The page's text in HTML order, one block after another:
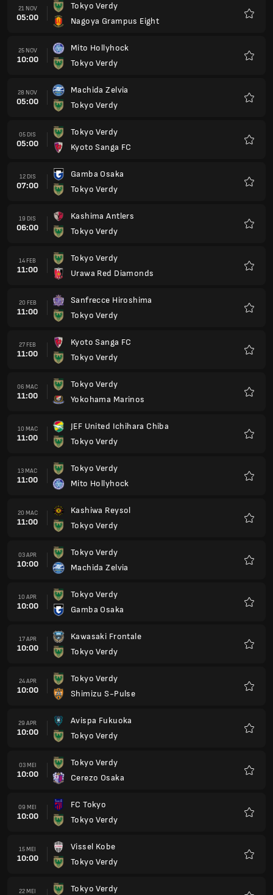
21 NOV
05:00
Tokyo Verdy
Nagoya Grampus Eight
25 NOV
10:00
Mito Hollyhock
Tokyo Verdy
28 NOV
05:00
Machida Zelvia
Tokyo Verdy
05 DIS
05:00
Tokyo Verdy
Kyoto Sanga FC
12 DIS
07:00
Gamba Osaka
Tokyo Verdy
19 DIS
06:00
Kashima Antlers
Tokyo Verdy
14 FEB
11:00
Tokyo Verdy
Urawa Red Diamonds
20 FEB
11:00
Sanfrecce Hiroshima
Tokyo Verdy
27 FEB
11:00
Kyoto Sanga FC
Tokyo Verdy
06 MAC
11:00
Tokyo Verdy
Yokohama Marinos
10 MAC
11:00
JEF United Ichihara Chiba
Tokyo Verdy
13 MAC
11:00
Tokyo Verdy
Mito Hollyhock
20 MAC
11:00
Kashiwa Reysol
Tokyo Verdy
03 APR
10:00
Tokyo Verdy
Machida Zelvia
10 APR
10:00
Tokyo Verdy
Gamba Osaka
17 APR
10:00
Kawasaki Frontale
Tokyo Verdy
24 APR
10:00
Tokyo Verdy
Shimizu S-Pulse
29 APR
10:00
Avispa Fukuoka
Tokyo Verdy
03 MEI
10:00
Tokyo Verdy
Cerezo Osaka
09 MEI
10:00
FC Tokyo
Tokyo Verdy
15 MEI
10:00
Vissel Kobe
Tokyo Verdy
22 MEI Tokyo Verdy